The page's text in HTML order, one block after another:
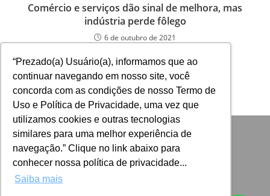
“Prezado(a) Usuário(a), informamos que ao
continuar navegando em nosso site, você
concorda com as condições de nosso Termo de
Uso e Política de Privacidade, uma vez que
utilizamos cookies e outras tecnologias
similares para uma melhor experiência de
navegação.” Clique no link abaixo para
conhecer nossa política de privacidade...
Saiba mais
Comércio e serviços dão sinal de melhora, mas
indústria perde fôlego
6 de outubro de 2021